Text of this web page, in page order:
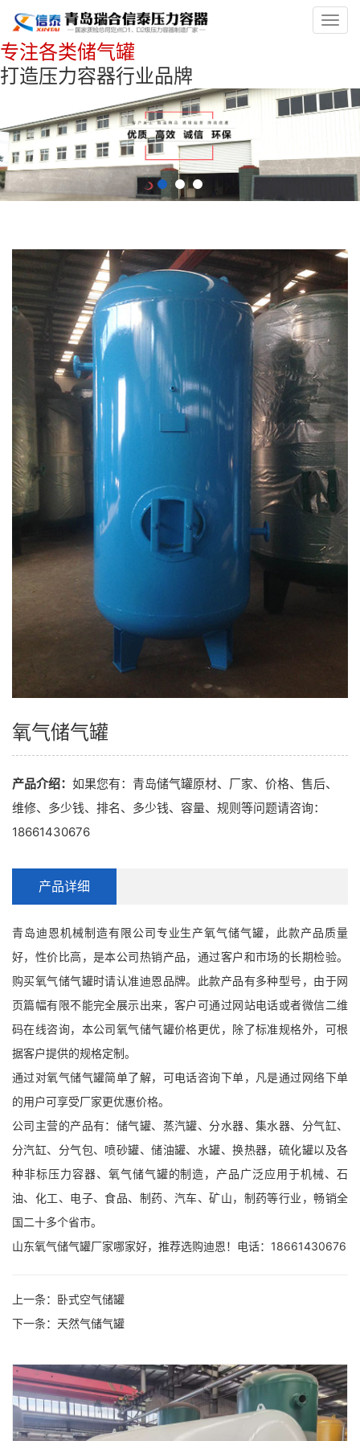
专注各类储气罐
打造压力容器行业品牌
氧气储气罐
产品介绍： 如果您有：青岛储气罐原材、厂家、价格、售后、
维修、多少钱、排名、多少钱、容量、规则等问题请咨询：
18661430676
产品详细
青岛迪恩机械制造有限公司专业生产氧气储气罐，此款产品质量
好，性价比高，是本公司热销产品，通过客户和市场的长期检验。
购买氧气储气罐时请认准迪恩品牌。此款产品有多种型号，由于网
页篇幅有限不能完全展示出来，客户可通过网站电话或者微信二维
码在线咨询，本公司氧气储气罐价格更优，除了标准规格外，可根
据客户提供的规格定制。
通过对氧气储气罐简单了解，可电话咨询下单，凡是通过网络下单
的用户可享受厂家更优惠价格。
公司主营的产品有：储气罐、蒸汽罐、分水器、集水器、分气缸、
分汽缸、分气包、喷砂罐、储油罐、水罐、换热器，硫化罐以及各
种非标压力容器、氧气储气罐的制造，产品广泛应用于机械、石
油、化工、电子、食品、制药、汽车、矿山，制药等行业，畅销全
国二十多个省市。
山东氧气储气罐厂家哪家好，推荐选购迪恩！电话：18661430676
上一条：卧式空气储罐
下一条：天然气储气罐